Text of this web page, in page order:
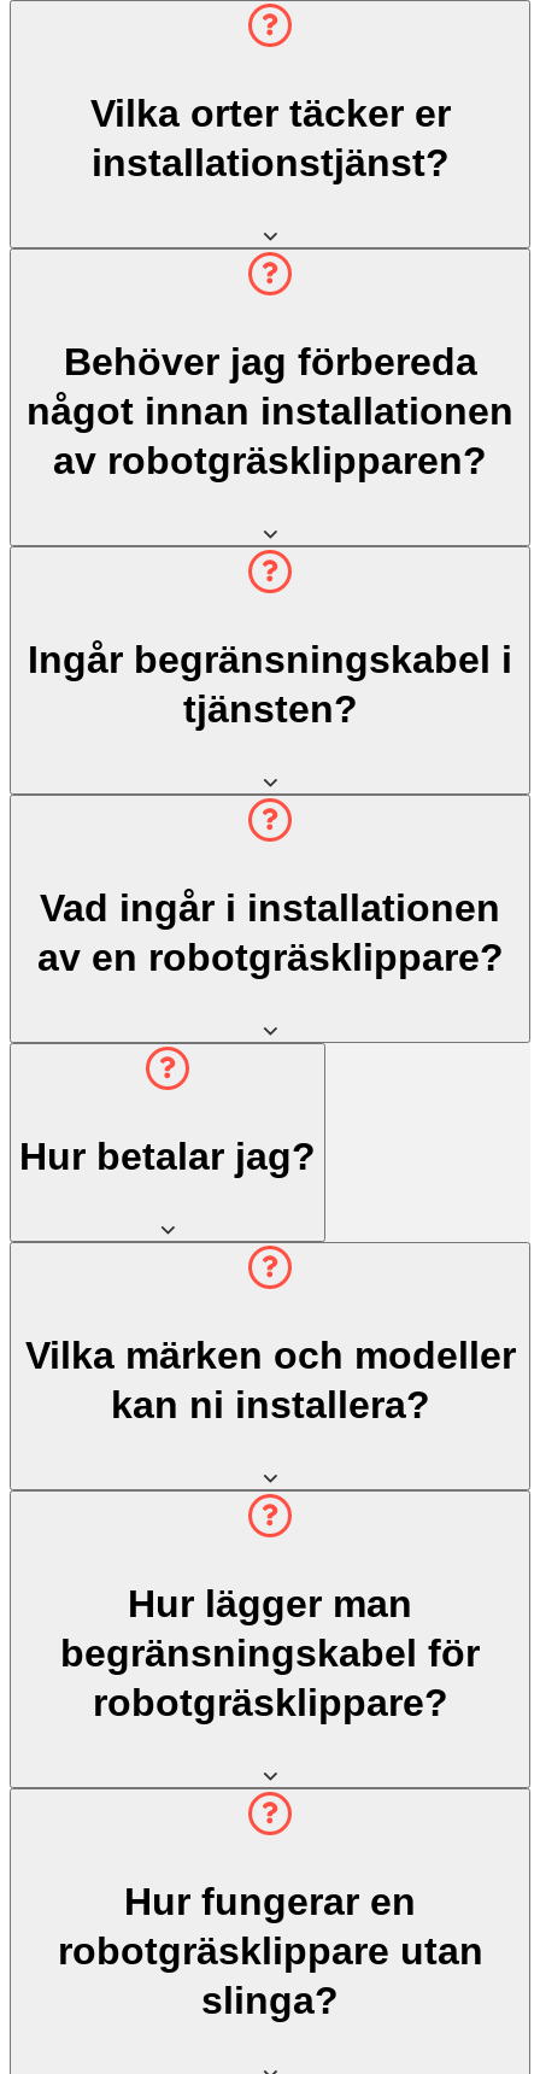
Vilka orter täcker er
installationstjänst?
Behöver jag förbereda
något innan installationen
av robotgräsklipparen?
Ingår begränsningskabel i
tjänsten?
Vad ingår i installationen
av en robotgräsklippare?
Hur betalar jag?
Vilka märken och modeller
kan ni installera?
Hur lägger man
begränsningskabel för
robotgräsklippare?
Hur fungerar en
robotgräsklippare utan
slinga?